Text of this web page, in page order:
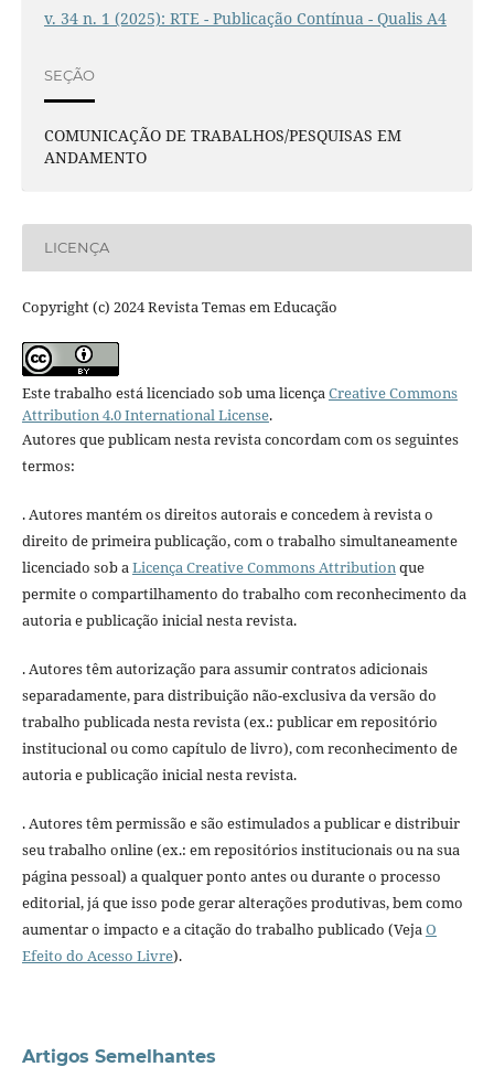
v. 34 n. 1 (2025): RTE - Publicação Contínua - Qualis A4
SEÇÃO
COMUNICAÇÃO DE TRABALHOS/PESQUISAS EM
ANDAMENTO
LICENÇA
Copyright (c) 2024 Revista Temas em Educação
Este trabalho está licenciado sob uma licençaCreative Commons
Attribution 4.0 International License.
Autores que publicam nesta revista concordam com os seguintes
termos:
. Autores mantém os direitos autorais e concedem à revista o
direito de primeira publicação, com o trabalho simultaneamente
licenciado sob aLicença Creative Commons Attributionque
permite o compartilhamento do trabalho com reconhecimento da
autoria e publicação inicial nesta revista.
. Autores têm autorização para assumir contratos adicionais
separadamente, para distribuição não-exclusiva da versão do
trabalho publicada nesta revista (ex.: publicar em repositório
institucional ou como capítulo de livro), com reconhecimento de
autoria e publicação inicial nesta revista.
. Autores têm permissão e são estimulados a publicar e distribuir
seu trabalho online (ex.: em repositórios institucionais ou na sua
página pessoal) a qualquer ponto antes ou durante o processo
editorial, já que isso pode gerar alterações produtivas, bem como
aumentar o impacto e a citação do trabalho publicado (VejaO
Efeito do Acesso Livre).
Artigos Semelhantes